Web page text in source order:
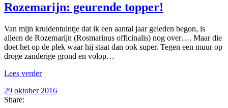
Rozemarijn: geurende topper!
Van mijn kruidentuintje dat ik een aantal jaar geleden begon, is
alleen de Rozemarijn (Rosmarinus officinalis) nog over…. Maar die
doet het op de plek waar hij staat dan ook super. Tegen een muur op
droge zanderige grond en volop…
Lees verder
29 oktober 2016
Share: